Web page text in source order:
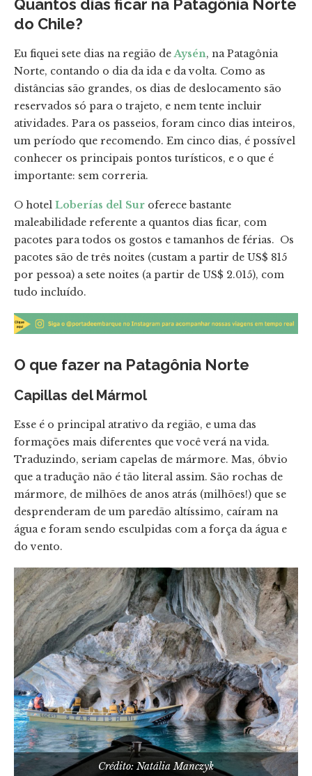
Quantos dias ficar na Patagônia Norte
do Chile?
Eu fiquei sete dias na região deAysén, na Patagônia
Norte, contando o dia da ida e da volta. Como as
distâncias são grandes, os dias de deslocamento são
reservados só para o trajeto, e nem tente incluir
atividades. Para os passeios, foram cinco dias inteiros,
um período que recomendo. Em cinco dias, é possível
conhecer os principais pontos turísticos, e o que é
importante: sem correria.
O hotel Loberías del Sur oferece bastante
maleabilidade referente a quantos dias ficar, com
pacotes para todos os gostos e tamanhos de férias. Os
pacotes são de três noites (custam a partir de US$ 815
por pessoa) a sete noites (a partir de US$ 2.015), com
tudo incluído.
O que fazer na Patagônia Norte
Capillas del Mármol
Esse é o principal atrativo da região, e uma das
formações mais diferentes que você verá na vida.
Traduzindo, seriam capelas de mármore. Mas, óbvio
que a tradução não é tão literal assim. São rochas de
mármore, de milhões de anos atrás (milhões!) que se
desprenderam de um paredão altíssimo, caíram na
água e foram sendo esculpidas com a força da água e
do vento.
Crédito: Natália Manczyk